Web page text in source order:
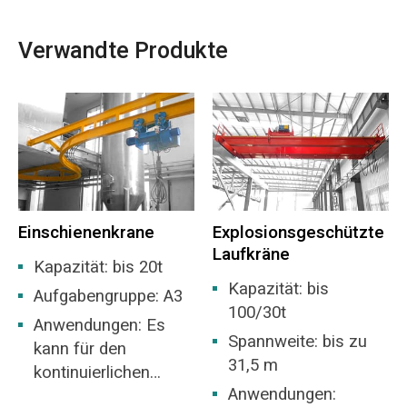
Verwandte Produkte
Einschienenkrane
Kapazität: bis 20t
Aufgabengruppe: A3
Anwendungen: Es
kann für den
kontinuierlichen
Explosionsgeschützte
Laufkräne
Kapazität: bis
100/30t
Spannweite: bis zu
31,5 m
Anwendungen: